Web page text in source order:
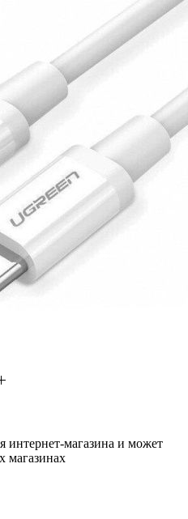
интернет-магазина и может
магазинах